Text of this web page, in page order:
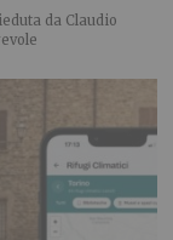
da Claudio